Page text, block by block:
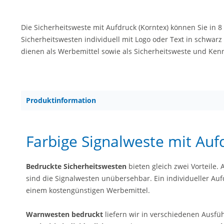
Die Sicherheitsweste mit Aufdruck (Korntex) können Sie in
Sicherheitswesten individuell mit Logo oder Text in
dienen als Werbemittel sowie als Sicherheitsweste und
Produktinformation
Farbige Signalweste mit
Bedruckte Sicherheitswesten bieten gleich zwei Vorteile.
sind die Signalwesten unübersehbar. Ein individueller
einem kostengünstigen Werbemittel.
Warnwesten bedruckt liefern wir in verschiedenen